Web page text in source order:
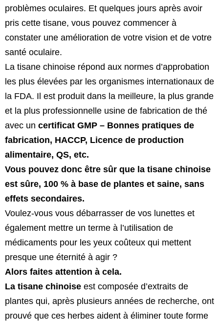
problèmes oculaires. Et quelques jours après avoir
pris cette tisane, vous pouvez commencer à
constater une amélioration de votre vision et de votre
santé oculaire.
La tisane chinoise répond aux normes d’approbation
les plus élevées par les organismes internationaux de
la FDA. Il est produit dans la meilleure, la plus grande
et la plus professionnelle usine de fabrication de thé
avec un certificat GMP – Bonnes pratiques de
fabrication, HACCP, Licence de production
alimentaire, QS, etc.
Vous pouvez donc être sûr que la tisane chinoise
est sûre, 100 % à base de plantes et saine, sans
effets secondaires.
Voulez-vous vous débarrasser de vos lunettes et
également mettre un terme à l’utilisation de
médicaments pour les yeux coûteux qui mettent
presque une éternité à agir ?
Alors faites attention à cela.
La tisane chinoise est composée d’extraits de
plantes qui, après plusieurs années de recherche, ont
prouvé que ces herbes aident à éliminer toute forme